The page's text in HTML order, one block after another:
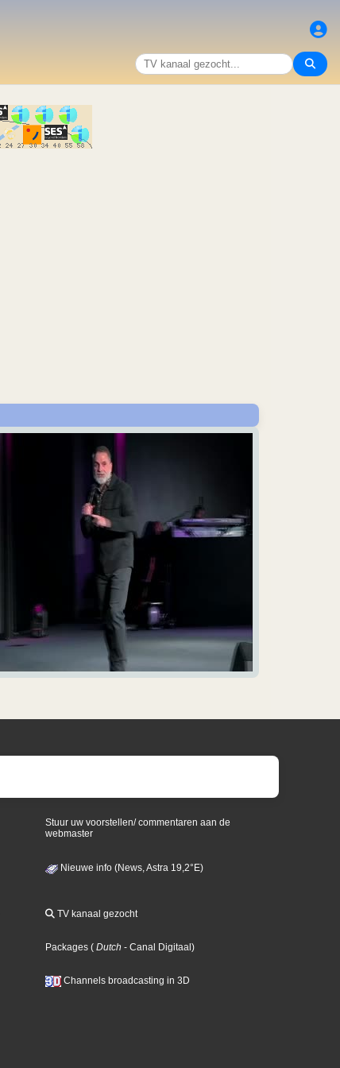
Stuur uw voorstellen/ commentaren aan de
webmaster
Nieuwe info (News, Astra 19,2°E)
TV kanaal gezocht
Packages ( Dutch - Canal Digitaal)
Channels broadcasting in 3D